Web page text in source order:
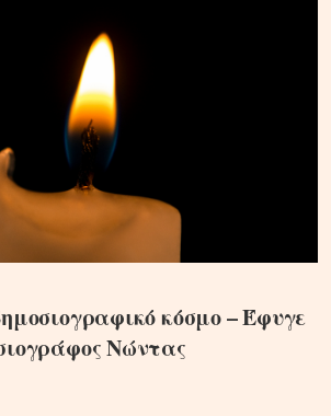
κόσμο – Έφυγε
Νώντας